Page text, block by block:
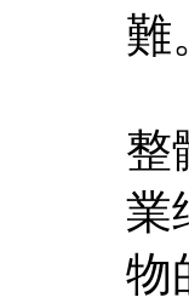
難
整
業
物